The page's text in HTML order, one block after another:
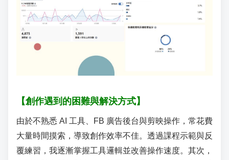
【創作遇到的困難與解決方式】
由於不熟悉 AI 工具、 FB 廣告後台與剪映操作，常花費
大量時間摸索，導致創作效率不佳。透過課程示範與反
覆練習，我逐漸掌握工具邏輯並改善操作速度。其次，